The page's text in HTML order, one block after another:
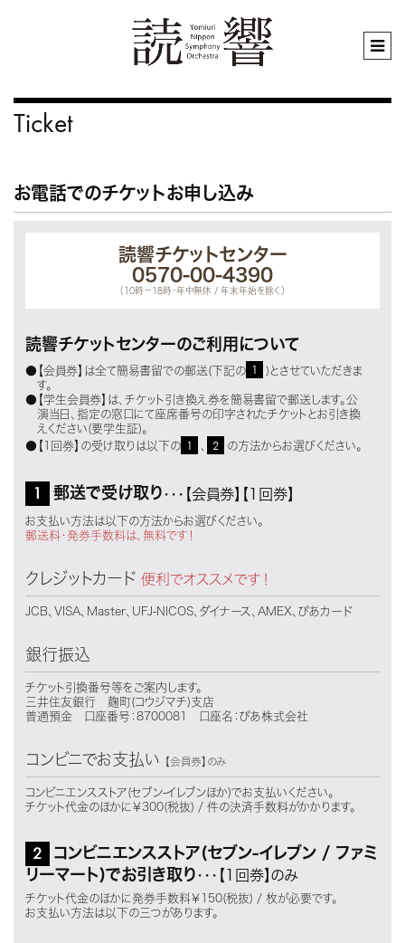
Ticket
お電話でのチケットお申し込み
読響チケットセンター
0570-00-4390
（10時－18時・年中無休 / 年末年始を除く）
読響チケットセンターのご利用について
●【会員券】は全て簡易書留での郵送(下記の 1
)とさせていただきま
す。
●【学生会員券】は、チケット引き換え券を簡易書留で郵送します。公
演当日、指定の窓口にて座席番号の印字されたチケットとお引き換
えください(要学生証)。
●【1回券】の受け取りは以下の
1 、 2 の方法からお選びください。
1 郵送で受け取り・・・【会員券】【1回券】
お支払い方法は以下の方法からお選びください。
郵送料・発券手数料は、無料です！
クレジットカード 便利でオススメです！
JCB、VISA、Master、UFJ-NICOS、ダイナース、AMEX、ぴあカード
銀行振込
チケット引換番号等をご案内します。
三井住友銀行 麹町(コウジマチ)支店
普通預金 口座番号：8700081 口座名：ぴあ株式会社
コンビニでお支払い 【会員券】のみ
コンビニエンスストア(セブン-イレブンほか)でお支払いください。
チケット代金のほかに￥300(税抜) / 件の決済手数料がかかります。
2
コンビニエンスストア(セブン-イレブン / ファミ
リーマート)でお引き取り・・・【1回券】のみ
チケット代金のほかに発券手数料￥150(税抜) / 枚が必要です。
お支払い方法は以下の三つがあります。